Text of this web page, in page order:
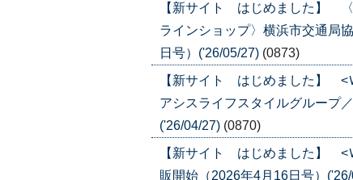
【新サイト はじめました】
ラインショップ〉横浜市交通局
日号）('26/05/27) (0873)
【新サイト はじめました】
アシスライフスタイルグループ
('26/04/27) (0870)
【新サイト はじめました】 <
販開始（2026年4月16日号）